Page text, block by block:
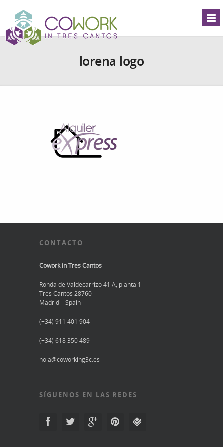
lorena logo
CONTACTO
Cowork in Tres Cantos
Ronda de Valdecarrizo 41-A, planta 1
Tres Cantos 28760
Madrid – Spain
(+34) 911 401 904
(+34) 618 350 489
hola@coworking3c.es
SÍGUENOS EN LAS REDES